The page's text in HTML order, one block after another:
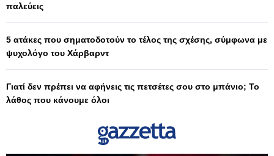
παλεύεις
5 ατάκες που σηματοδοτούν το τέλος της σχέσης, σύμφωνα με
ψυχολόγο του Χάρβαρντ
Γιατί δεν πρέπει να αφήνεις τις πετσέτες σου στο μπάνιο; Το
λάθος που κάνουμε όλοι